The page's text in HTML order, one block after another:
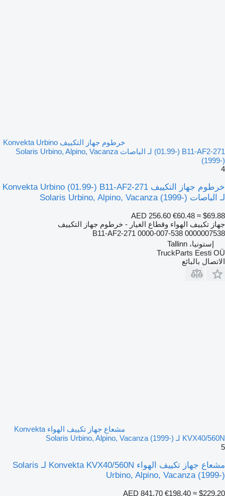
خرطوم جهاز التكييف Konvekta Urbino
(01.99-) B11-AF2-271 لـ الباصات Solaris Urbino, Alpino, Vacanza
(1999-)
4
خرطوم جهاز التكييف Konvekta Urbino (01.99-) B11-AF2-271
لـ الباصات Solaris Urbino, Alpino, Vacanza (1999-)
AED 256.60 €60.48 ≈ $69.88
جهاز تكييف الهواء وقطاع الغيار - خرطوم جهاز التكييف
B11-AF2-271 0000-007-538 0000007538
إستونيا، Tallinn
TruckParts Eesti OÜ
الاتصال بالبائع
مشعاع جهاز تكييف الهواء Konvekta
KVX40/560N لـ Solaris Urbino, Alpino, Vacanza (1999-)
5
مشعاع جهاز تكييف الهواء Konvekta KVX40/560N لـ Solaris
Urbino, Alpino, Vacanza (1999-)
AED 841.70 €198.40 ≈ $229.20